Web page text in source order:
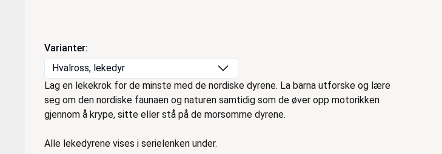
Varianter:
Hvalross, lekedyr
Beskrivelse
Lag en lekekrok for de minste med de nordiske dyrene. La barna utforske og lære
seg om den nordiske faunaen og naturen samtidig som de øver opp motorikken
gjennom å krype, sitte eller stå på de morsomme dyrene.
Alle lekedyrene vises i serielenken under.